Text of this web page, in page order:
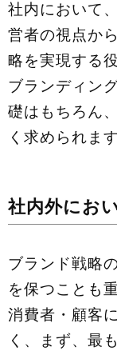
社内において
営者の視点か
略を実現する
ブランディン
礎はもちろん
く求められます
社内外にお
ブランド戦略
を保つことも
消費者・顧客
く、まず、最